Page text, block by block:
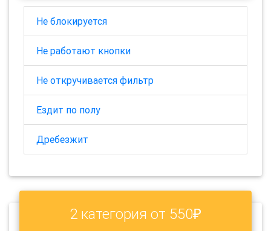
Не блокируется
Не работают кнопки
Не откручивается фильтр
Ездит по полу
Дребезжит
2 категория от 550₽